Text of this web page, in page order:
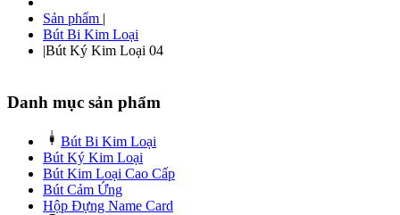
Sản phẩm |
Bút Bi Kim Loại
|Bút Ký Kim Loại 04
Danh mục sản phẩm
Bút Bi Kim Loại
Bút Ký Kim Loại
Bút Kim Loại Cao Cấp
Bút Cảm Ứng
Hộp Đựng Name Card